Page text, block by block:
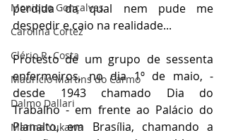
Monique Gonçalves
Carolina Cortez
Clério R. Costa
Maurício Martins do Carmo
Dalmo Dallari
Marina Yukawa
perdida da qual nem pude me
despedir e caio na realidade...
Protesto de um grupo de sessenta
enfermeiros, no dia 1º de maio, -
desde 1943 chamado Dia do
Trabalho - em frente ao Palácio do
Planalto, em Brasília, chamando a